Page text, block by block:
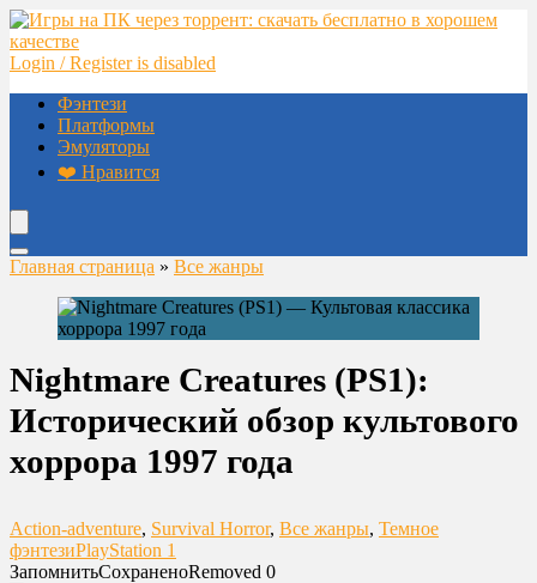
Login / Register is disabled
Фэнтези
Платформы
Эмуляторы
❤️ Нравится
Главная страница » Все жанры
Nightmare Creatures (PS1):
Исторический обзор культового
хоррора 1997 года
Action-adventure, Survival Horror, Все жанры, Темное
фэнтезиPlayStation 1
ЗапомнитьСохраненоRemoved 0